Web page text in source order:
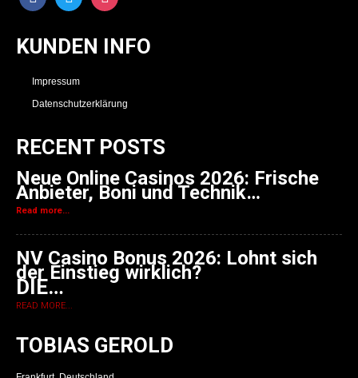
KUNDEN INFO
Impressum
Datenschutzerklärung
RECENT POSTS
Neue Online Casinos 2026: Frische
Anbieter, Boni und Technik…
Read more...
NV Casino Bonus 2026: Lohnt sich
der Einstieg wirklich?
DIE…
READ MORE...
TOBIAS GEROLD